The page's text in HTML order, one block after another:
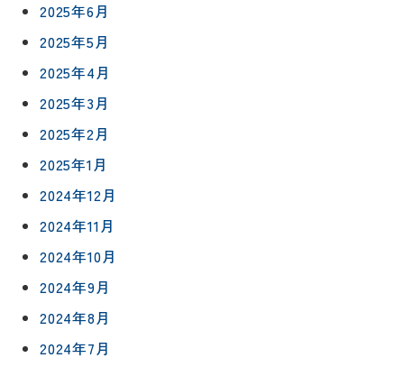
2025年6月
2025年5月
2025年4月
2025年3月
2025年2月
2025年1月
2024年12月
2024年11月
2024年10月
2024年9月
2024年8月
2024年7月